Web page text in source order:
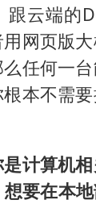
云端的
网页版
任何一
本不需
计算机
要在本